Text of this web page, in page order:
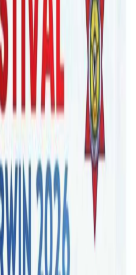
तटमा फसेका मध्ये कम्तीमा
छन् भने ५० वटालाई बचाइएको
धेरै ह्वेल समूद्रको किनारमा
स्थानीय अधिकारीले पुष्टि
तटीय क्षेत्रमा सयौँ ह्वेल फसेको
लागि ६० जना भन्दा